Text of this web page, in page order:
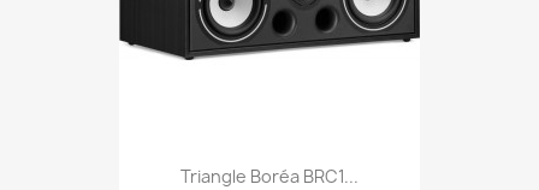
Triangle Boréa BRC1...